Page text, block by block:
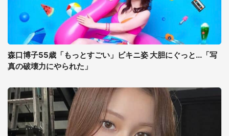
森口博子55歳「もっとすごい」ビキニ姿 大胆にぐっと...「写
真の破壊力にやられた」